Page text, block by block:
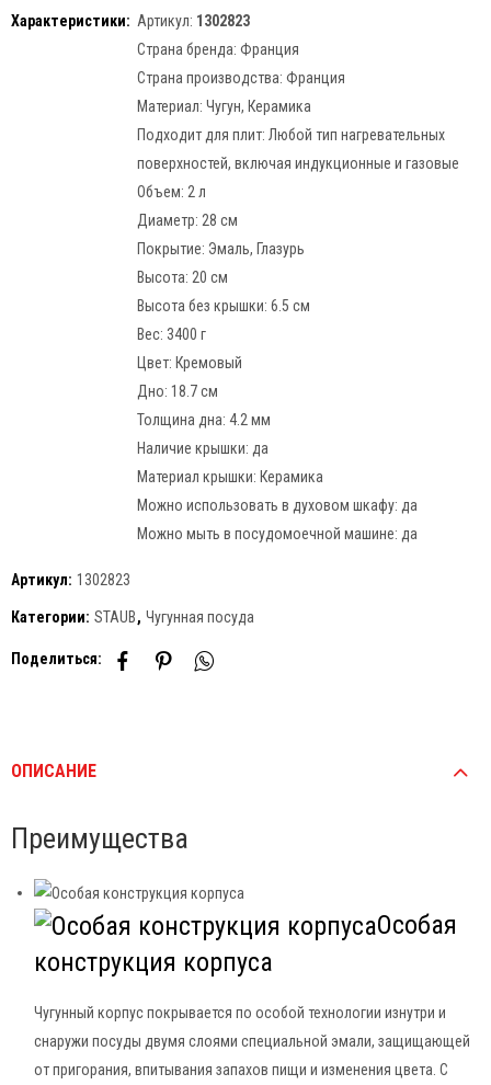
Характеристики: Артикул: 1302823
Страна бренда: Франция
Страна производства: Франция
Материал: Чугун, Керамика
Подходит для плит: Любой тип нагревательных
поверхностей, включая индукционные и газовые
Объем: 2 л
Диаметр: 28 см
Покрытие: Эмаль, Глазурь
Высота: 20 см
Высота без крышки: 6.5 см
Вес: 3400 г
Цвет: Кремовый
Дно: 18.7 см
Толщина дна: 4.2 мм
Наличие крышки: да
Материал крышки: Керамика
Можно использовать в духовом шкафу: да
Можно мыть в посудомоечной машине: да
Артикул: 1302823
Категории: STAUB, Чугунная посуда
Поделиться:
ОПИСАНИЕ
Преимущества
Особая
конструкция корпуса
Чугунный корпус покрывается по особой технологии изнутри и
снаружи посуды двумя слоями специальной эмали, защищающей
от пригорания, впитывания запахов пищи и изменения цвета. С